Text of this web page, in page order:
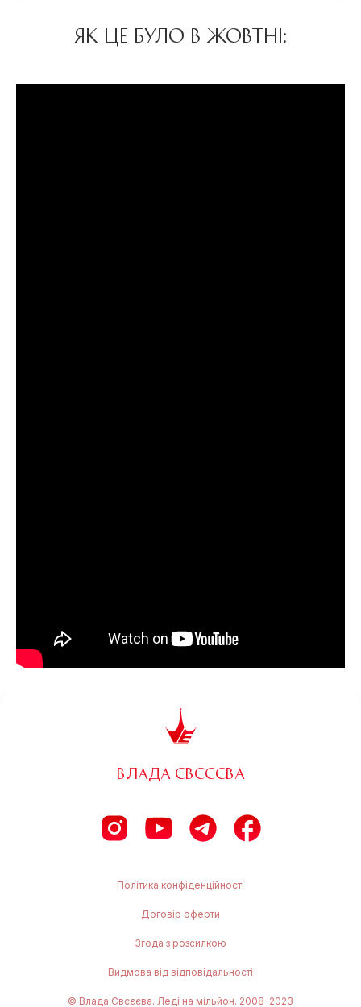
Як це було в жовтні:
ВЛАДА ЄВСЄЄВА
Політика конфіденційності
Договір оферти
Згода з розсилкою
Видмова від відповідальності
© Влада Євсєєва. Леді на мільйон. 2008-2023